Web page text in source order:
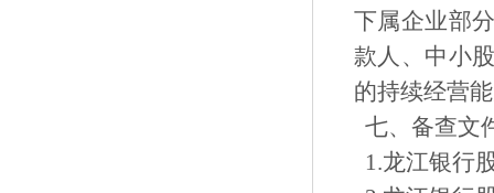
下属企业部
款人、中小
的持续经营
七、备查文
1.龙江银行